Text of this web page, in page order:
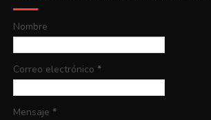
Nombre
Correo electrónico *
Mensaje *